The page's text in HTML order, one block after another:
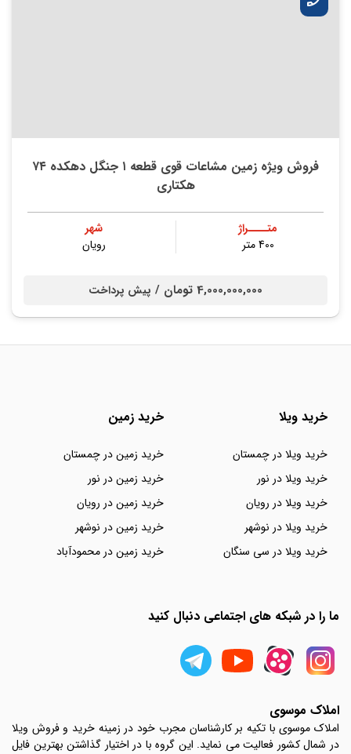
فروش ویژه زمین مشاعات قوی قطعه ۱ جنگل دهکده ۷۴
هکتاری
متــــراژ
400 متر
شهر
رویان
4,000,000,000 تومان / پیش پرداخت
خرید ویلا
خرید ویلا در چمستان
خرید ویلا در نور
خرید ویلا در رویان
خرید ویلا در نوشهر
خرید ویلا در سی سنگان
خرید زمین
خرید زمین در چمستان
خرید زمین در نور
خرید زمین در رویان
خرید زمین در نوشهر
خرید زمین در محمودآباد
ما را در شبکه های اجتماعی دنبال کنید
املاک موسوی
املاک موسوی با تکیه بر کارشناسان مجرب خود در زمینه خرید و فروش ویلا
در شمال کشور فعالیت می نماید. این گروه با در اختیار گذاشتن بهترین فایل